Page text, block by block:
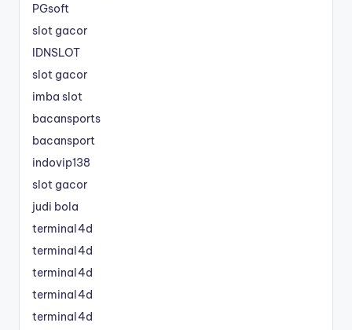
PGsoft
slot gacor
IDNSLOT
slot gacor
imba slot
bacansports
bacansport
indovip138
slot gacor
judi bola
terminal4d
terminal4d
terminal4d
terminal4d
terminal4d